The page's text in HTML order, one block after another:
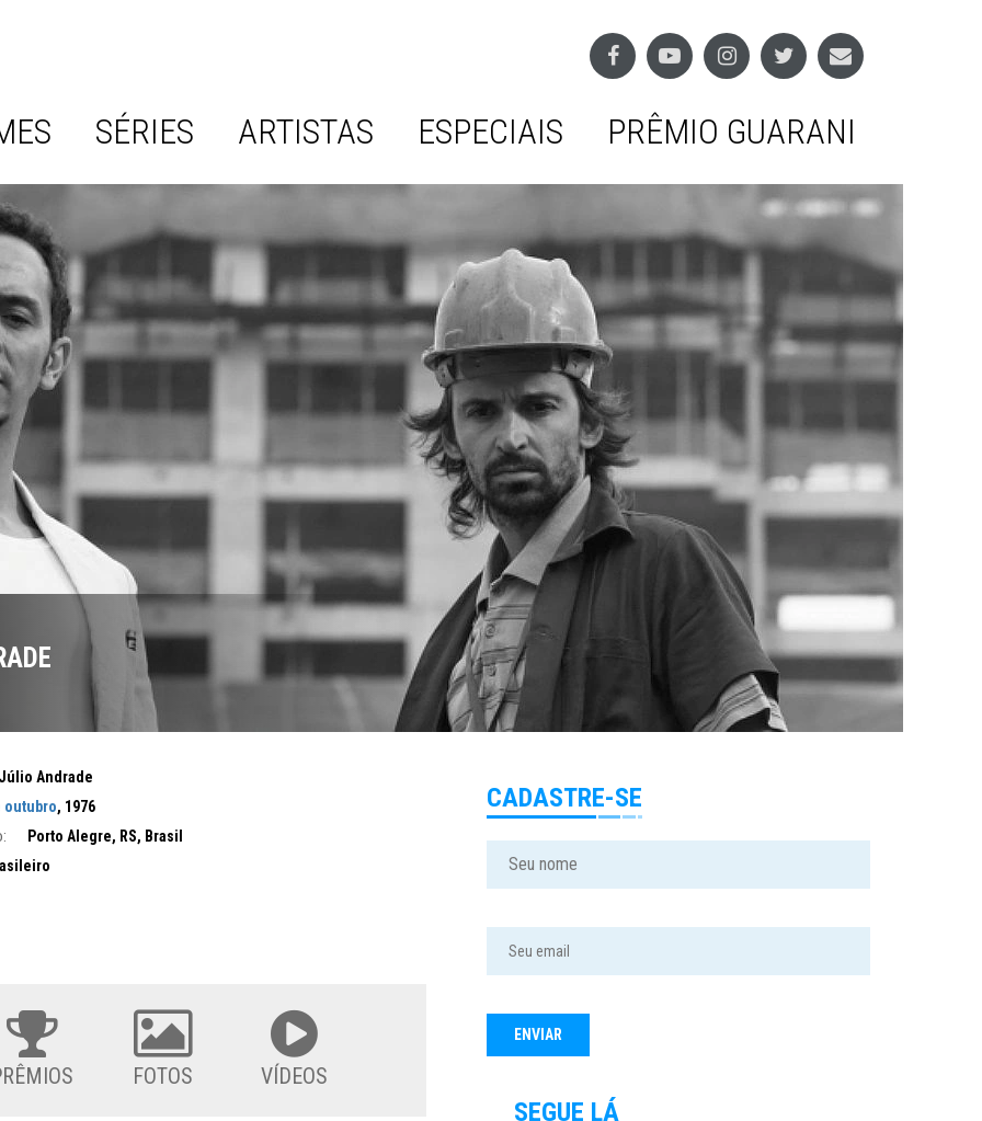
SÉRIES ARTISTAS ESPECIAIS PRÊMIO GUARANI
Júlio Andrade
outubro, 1976
Porto Alegre, RS, Brasil
FOTOS VÍDEOS
CADASTRE-SE
SEGUE LÁ